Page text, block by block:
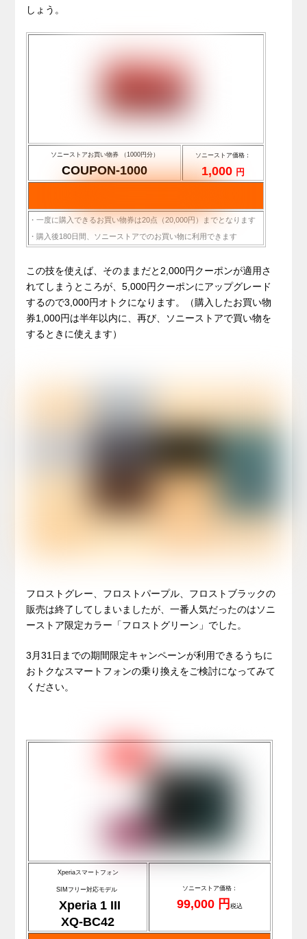
しょう。
ソニーストアお買い物券 （1000円分）
COUPON-1000
ソニーストア価格：
1,000 円
・一度に購入できるお買い物券は20点（20,000円）までとなります
・購入後180日間、ソニーストアでのお買い物に利用できます
この技を使えば、そのままだと2,000円クーポンが適用さ
れてしまうところが、5,000円クーポンにアップグレード
するので3,000円オトクになります。（購入したお買い物
券1,000円は半年以内に、再び、ソニーストアで買い物を
するときに使えます）
フロストグレー、フロストパープル、フロストブラックの
販売は終了してしまいましたが、一番人気だったのはソニ
ーストア限定カラー「フロストグリーン」でした。
3月31日までの期間限定キャンペーンが利用できるうちに
おトクなスマートフォンの乗り換えをご検討になってみて
ください。
Xperiaスマートフォン
SIMフリー対応モデル
Xperia 1 III
XQ-BC42
ソニーストア価格：
99,000 円税込